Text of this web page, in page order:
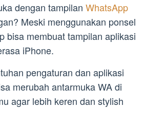
dengan tampilan WhatsApp
Meski menggunakan ponsel
bisa membuat tampilan aplikasi
iPhone.
pengaturan dan aplikasi
merubah antarmuka WA di
agar lebih keren dan stylish